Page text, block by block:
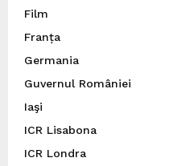
Film
Franța
Germania
Guvernul României
Iaşi
ICR Lisabona
ICR Londra